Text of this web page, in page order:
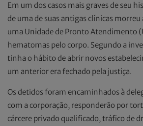
Em um dos casos mais graves de seu
de uma de suas antigas clínicas
uma Unidade de Pronto Atendimento
hematomas pelo corpo. Segundo a
tinha o hábito de abrir novos
um anterior era fechado pela justiça.
Os detidos foram encaminhados à
com a corporação, responderão por
cárcere privado qualificado, tráfico de